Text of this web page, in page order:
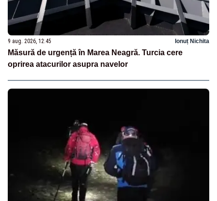
9 aug. 2026, 12:45 Ionuț Nichita
Măsură de urgență în Marea Neagră. Turcia cere
oprirea atacurilor asupra navelor